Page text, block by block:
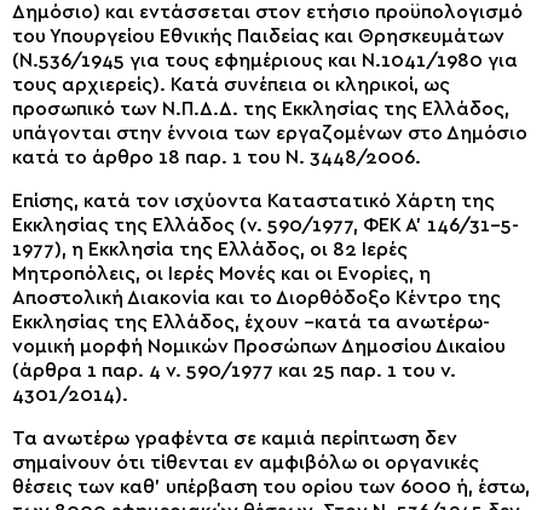
Δημόσιο) και εντάσσεται στον ετήσιο προϋπολογισμό
του Υπουργείου Εθνικής Παιδείας και Θρησκευμάτων
(Ν.536/1945 για τους εφημέριους και Ν.1041/1980 για
τους αρχιερείς). Κατά συνέπεια οι κληρικοί, ως
προσωπικό των Ν.Π.Δ.Δ. της Εκκλησίας της Ελλάδος,
υπάγονται στην έννοια των εργαζομένων στο Δημόσιο
κατά το άρθρο 18 παρ. 1 του Ν. 3448/2006.
Επίσης, κατά τον ισχύοντα Καταστατικό Χάρτη της
Εκκλησίας της Ελλάδος (ν. 590/1977, ΦΕΚ Α’ 146/31-5-
1977), η Εκκλησία της Ελλάδος, οι 82 Ιερές
Μητροπόλεις, οι Ιερές Μονές και οι Ενορίες, η
Αποστολική Διακονία και το Διορθόδοξο Κέντρο της
Εκκλησίας της Ελλάδος, έχουν –κατά τα ανωτέρω-
νομική μορφή Νομικών Προσώπων Δημοσίου Δικαίου
(άρθρα 1 παρ. 4 ν. 590/1977 και 25 παρ. 1 του ν.
4301/2014).
Τα ανωτέρω γραφέντα σε καμιά περίπτωση δεν
σημαίνουν ότι τίθενται εν αμφιβόλω οι οργανικές
θέσεις των καθ’ υπέρβαση του ορίου των 6000 ή, έστω,